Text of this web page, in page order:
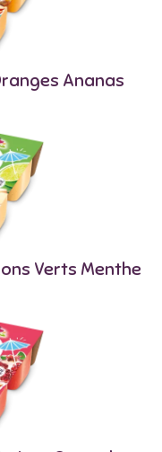
Ananas
Verts Menthe